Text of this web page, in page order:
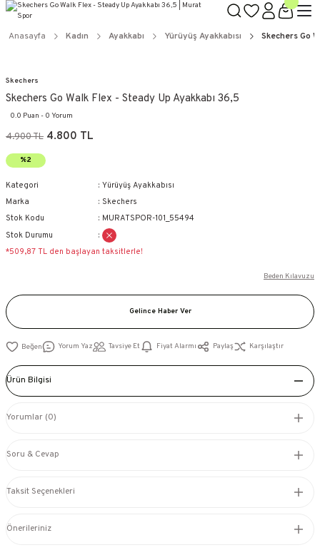
Anasayfa Kadın Ayakkabı Yürüyüş Ayakkabısı Skechers Go
Skechers
Skechers Go Walk Flex - Steady Up Ayakkabı 36,5
0.0 Puan - 0 Yorum
4.900 TL 4.800 TL
%2
Kategori
Yürüyüş Ayakkabısı
Marka
Skechers
Stok Kodu
MURATSPOR-101_55494
Stok Durumu
*509,87 TL den başlayan taksitlerle!
Beden Kılavuzu
Gelince Haber Ver
Yorum Yaz Tavsiye Et Fiyat Alarmı Paylaş Karşılaştır
Ürün Bilgisi
Yorumlar (0)
Soru & Cevap
Taksit Seçenekleri
Önerileriniz